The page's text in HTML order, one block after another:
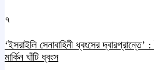
৭
‘ইসরাইলি সেনাবাহিনী ধ্বংসের
মার্কিন ঘাঁটি ধ্বংস